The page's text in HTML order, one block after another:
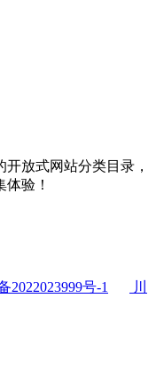
放式网站分类目录，
验！
2022023999号-1
川